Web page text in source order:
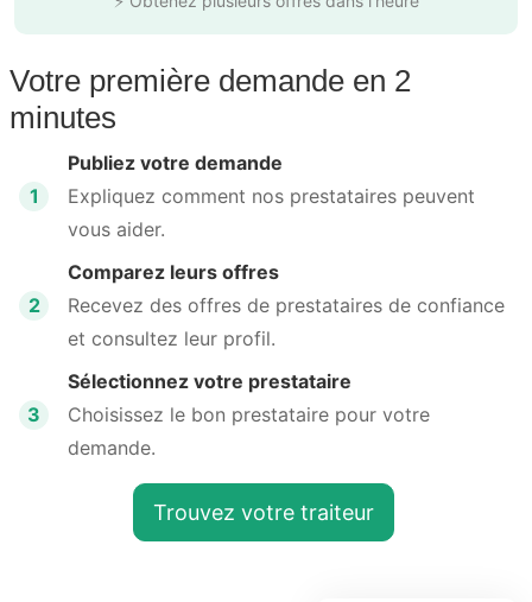
Votre première demande en 2
minutes
1
Publiez votre demande
Expliquez comment nos prestataires peuvent
vous aider.
2
Comparez leurs offres
Recevez des offres de prestataires de confiance
et consultez leur profil.
3
Sélectionnez votre prestataire
Choisissez le bon prestataire pour votre
demande.
Trouvez votre traiteur